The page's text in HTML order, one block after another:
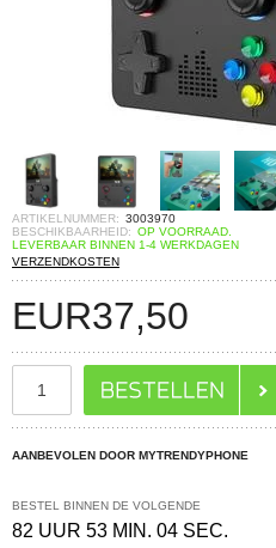
ARTIKELNUMMER: 3003970
BESCHIKBAARHEID: OP VOORRAAD.
LEVERBAAR BINNEN 1-4 WERKDAGEN
VERZENDKOSTEN
EUR37,50
AANBEVOLEN DOOR MYTRENDYPHONE
BESTEL BINNEN DE VOLGENDE
82 UUR 53 MIN. 04 SEC.